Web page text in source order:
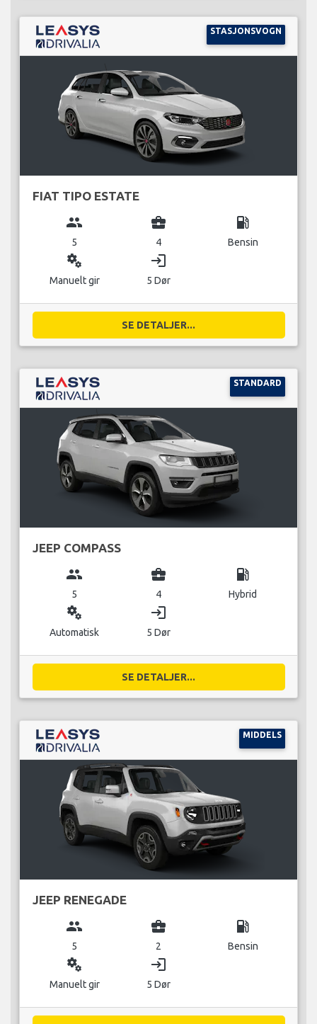
STASJONSVOGN
FIAT TIPO ESTATE
group
5
business_center
4
local_gas_station
Bensin
miscellaneous_services
Manuelt gir
login
5 Dør
SE DETALJER...
STANDARD
JEEP COMPASS
group
5
business_center
4
local_gas_station
Hybrid
miscellaneous_services
Automatisk
login
5 Dør
SE DETALJER...
MIDDELS
JEEP RENEGADE
group
5
business_center
2
local_gas_station
Bensin
miscellaneous_services
Manuelt gir
login
5 Dør